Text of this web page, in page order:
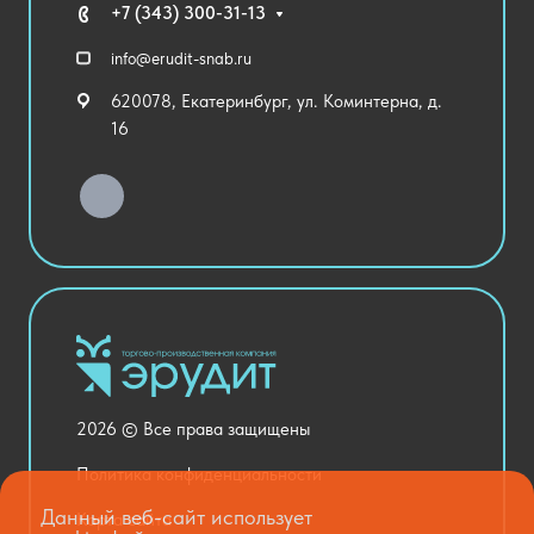
Технические средства обучения
Спортивный зал
Уличное оборудование
Хозяйственные Товары
Столовая и пищеблок
Оснащение кабинетов
Медицинский кабинет
Национальные проекты
+7 (343) 300-31-13
info@erudit-snab.ru
620078, Екатеринбург, ул. Коминтерна, д.
16
2026 © Все права защищены
Политика конфиденциальности
Карта сайта
Данный веб-сайт использует